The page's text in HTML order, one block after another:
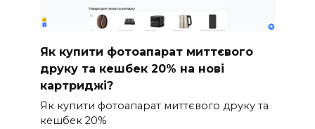
Як купити фотоапарат миттєвого
друку та кешбек 20% на нові
картриджі?
Як купити фотоапарат миттєвого друку та
кешбек 20%